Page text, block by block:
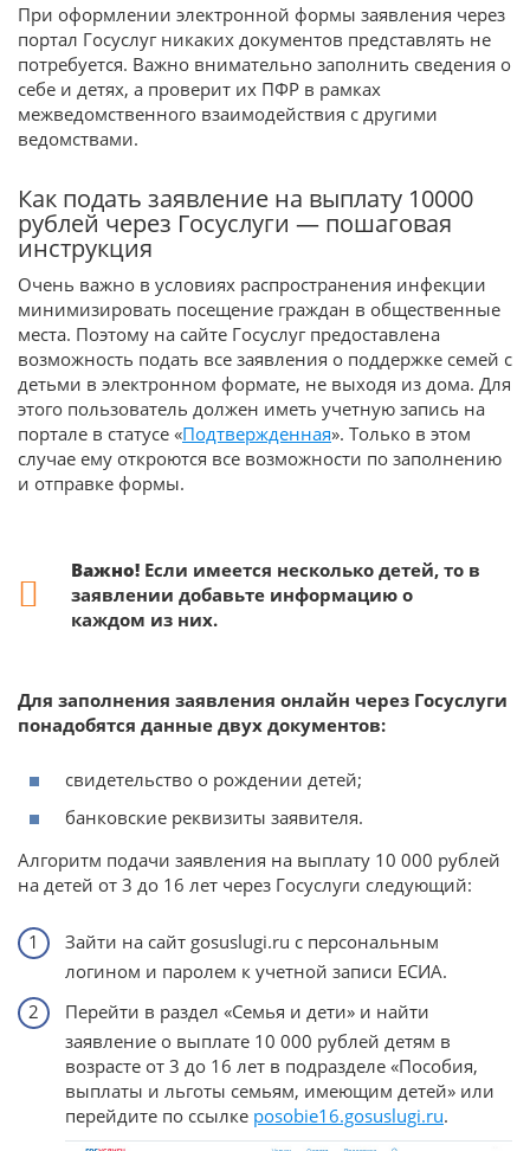
При оформлении электронной формы заявления через
портал Госуслуг никаких документов представлять не
потребуется. Важно внимательно заполнить сведения о
себе и детях, а проверит их ПФР в рамках
межведомственного взаимодействия с другими
ведомствами.
Как подать заявление на выплату 10000
рублей через Госуслуги — пошаговая
инструкция
Очень важно в условиях распространения инфекции
минимизировать посещение граждан в общественные
места. Поэтому на сайте Госуслуг предоставлена
возможность подать все заявления о поддержке семей с
детьми в электронном формате, не выходя из дома. Для
этого пользователь должен иметь учетную запись на
портале в статусе «Подтвержденная». Только в этом
случае ему откроются все возможности по заполнению
и отправке формы.
Важно! Если имеется несколько детей, то в
заявлении добавьте информацию о
каждом из них.
Для заполнения заявления онлайн через Госуслуги
понадобятся данные двух документов:
свидетельство о рождении детей;
банковские реквизиты заявителя.
Алгоритм подачи заявления на выплату 10 000 рублей
на детей от 3 до 16 лет через Госуслуги следующий:
Зайти на сайт gosuslugi.ru с персональным
логином и паролем к учетной записи ЕСИА.
Перейти в раздел «Семья и дети» и найти
заявление о выплате 10 000 рублей детям в
возрасте от 3 до 16 лет в подразделе «Пособия,
выплаты и льготы семьям, имеющим детей» или
перейдите по ссылке posobie16.gosuslugi.ru.